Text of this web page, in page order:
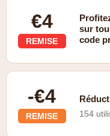
€4
REMISE
sur
code
-€4
REMISE 154